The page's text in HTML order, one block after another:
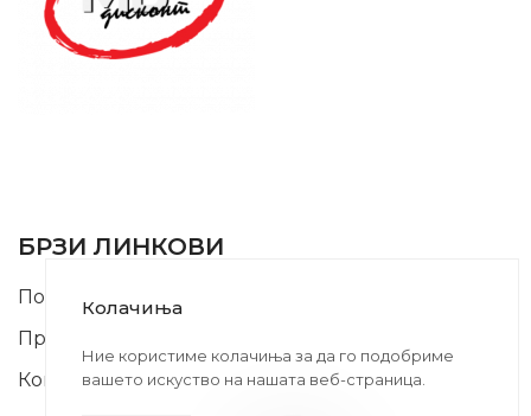
БРЗИ ЛИНКОВИ
Почетна
Производи
Контакт
Колачиња
Ние користиме колачиња за да го подобриме
вашето искуство на нашата веб-страница.